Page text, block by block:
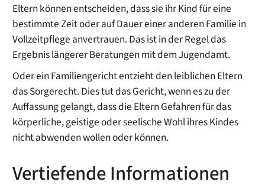
Eltern können entscheiden, dass sie ihr Kind für eine
bestimmte Zeit oder auf Dauer einer anderen Familie in
Vollzeitpflege anvertrauen. Das ist in der Regel das
Ergebnis längerer Beratungen mit dem Jugendamt.
Oder ein Familiengericht entzieht den leiblichen Eltern
das Sorgerecht. Dies tut das Gericht, wenn es zu der
Auffassung gelangt, dass die Eltern Gefahren für das
körperliche, geistige oder seelische Wohl ihres Kindes
nicht abwenden wollen oder können.
Vertiefende Informationen